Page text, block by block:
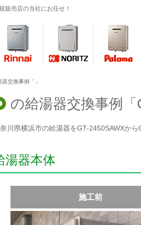
販売店の当社にお任せ！
交換事例「」
の給湯器交換事例「
川県横浜市の給湯器をGT-2450SAWXか
湯器本体
施工前